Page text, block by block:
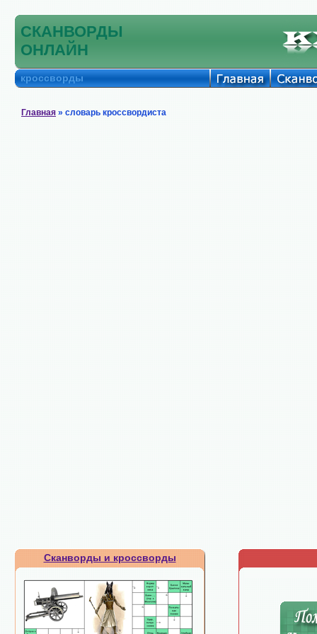
СКАНВОРДЫ
ОНЛАЙН
кроссворды
Главная » словарь кроссвордиста
Сканворды и кроссворды